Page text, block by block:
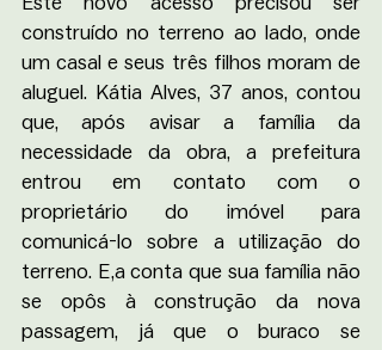
construído no terreno ao lado, onde
um casal e seus três filhos moram de
aluguel. Kátia Alves, 37 anos, contou
que, após avisar a família da
necessidade da obra, a prefeitura
entrou em contato com o
proprietário do imóvel para
comunicá-lo sobre a utilização do
terreno. E,a conta que sua família não
se opôs à construção da nova
passagem, já que o buraco se